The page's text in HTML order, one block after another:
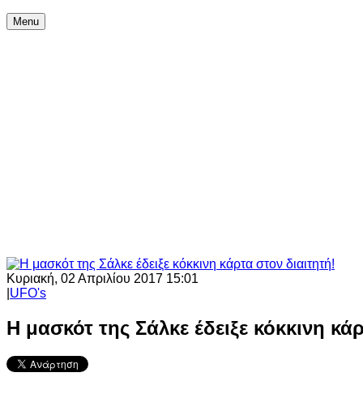
Menu
Κυριακή, 02 Απριλίου 2017 15:01
UFO's
Η μασκότ της Σάλκε έδειξε κόκκινη